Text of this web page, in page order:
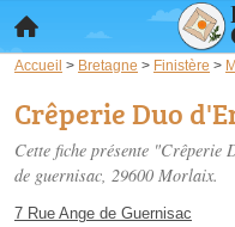
Accueil > Bretagne > Finistère >
Crêperie Duo
Cette fiche présente "Crêperie
de guernisac, 29600 Morlaix.
7 Rue Ange de Guernisac